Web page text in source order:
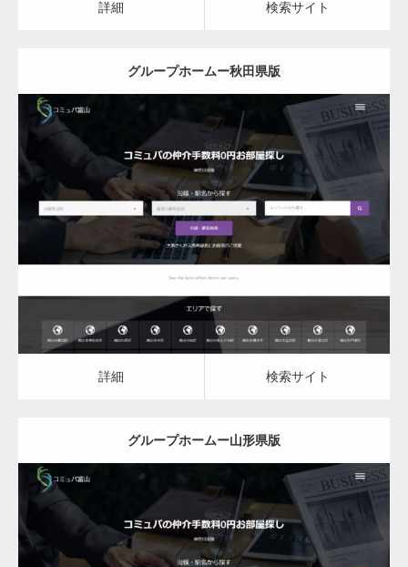
詳細 検索サイト
グループホームー秋田県版
更新日： 2023.03.09
グループホーム
詳細 検索サイト
詳細 検索サイト
グループホームー山形県版
更新日： 2023.03.09